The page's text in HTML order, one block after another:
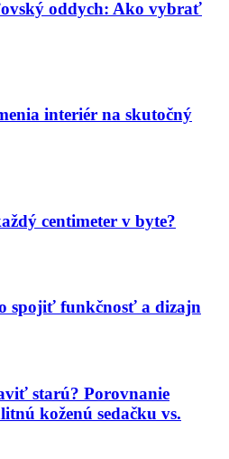
oddych: Ako vybrať
interiér na skutočný
centimeter v byte?
spojiť funkčnosť a dizajn
starú? Porovnanie
koženú sedačku vs.